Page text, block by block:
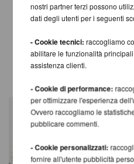
ALTRI
nostri partner terzi possono
dati degli utenti per i seguenti
- Cookie tecnici: raccogliamo
abilitare le funzionalità
assistenza clienti.
- Cookie di performance:
per ottimizzare l'esperienza
Ovvero raccogliamo le
pubblicare commenti.
- Cookie personalizzati:
fornire all'utente pubblicità